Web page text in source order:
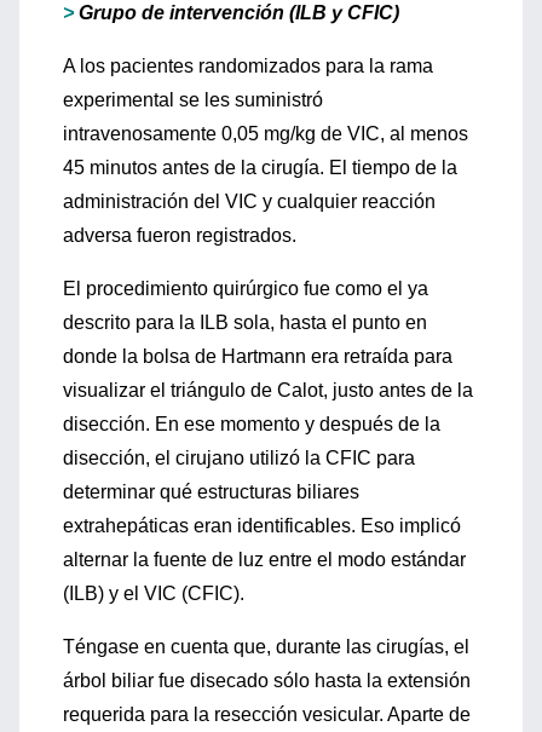
> Grupo de intervención (ILB y CFIC)
A los pacientes randomizados para la rama
experimental se les suministró
intravenosamente 0,05 mg/kg de VIC, al menos
45 minutos antes de la cirugía. El tiempo de la
administración del VIC y cualquier reacción
adversa fueron registrados.
El procedimiento quirúrgico fue como el ya
descrito para la ILB sola, hasta el punto en
donde la bolsa de Hartmann era retraída para
visualizar el triángulo de Calot, justo antes de la
disección. En ese momento y después de la
disección, el cirujano utilizó la CFIC para
determinar qué estructuras biliares
extrahepáticas eran identificables. Eso implicó
alternar la fuente de luz entre el modo estándar
(ILB) y el VIC (CFIC).
Téngase en cuenta que, durante las cirugías, el
árbol biliar fue disecado sólo hasta la extensión
requerida para la resección vesicular. Aparte de